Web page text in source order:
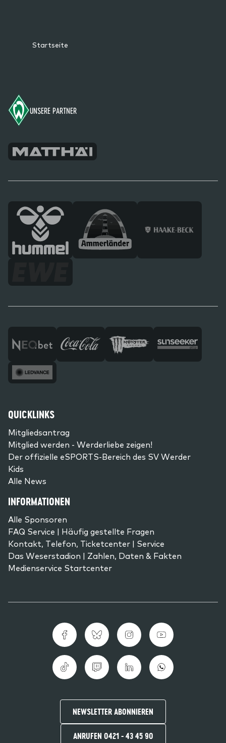
Startseite
UNSERE PARTNER
QUICKLINKS
Mitgliedsantrag
Mitglied werden - Werderliebe zeigen!
Der offizielle eSPORTS-Bereich des SV Werder
Kids
Alle News
INFORMATIONEN
Alle Sponsoren
FAQ Service | Häufig gestellte Fragen
Kontakt, Telefon, Ticketcenter | Service
Das Weserstadion | Zahlen, Daten & Fakten
Medienservice Startcenter
NEWSLETTER ABONNIEREN
ANRUFEN 0421 - 43 45 90